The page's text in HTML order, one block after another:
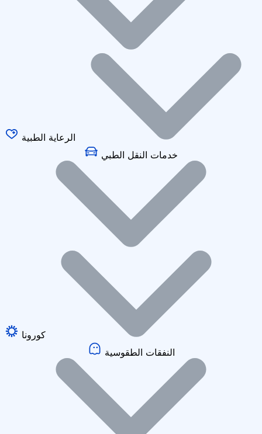
الرعاية الطبية
خدمات النقل الطبي
كورونا
النفقات الطقوسية